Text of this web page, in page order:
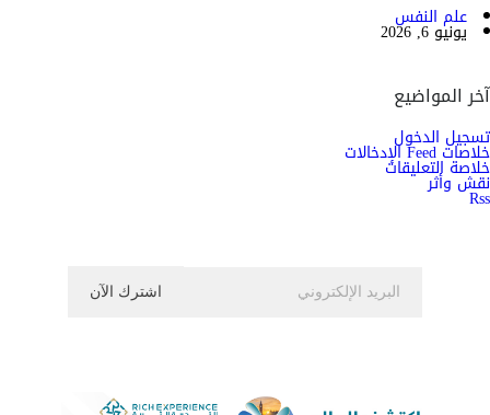
علم النفس
يونيو 6, 2026
آخر المواضيع
تسجيل الدخول
خلاصات Feed الإدخالات
خلاصة التعليقات
نقش وأثر
Rss